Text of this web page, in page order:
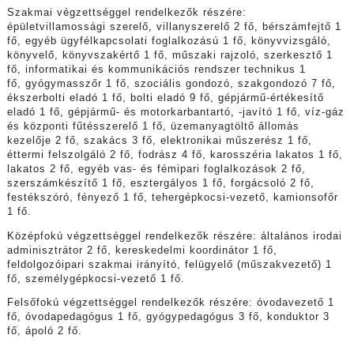
Szakmai végzettséggel rendelkezők részére:
épületvillamossági szerelő, villanyszerelő 2 fő, bérszámfejtő 1
fő, egyéb ügyfélkapcsolati foglalkozású 1 fő, könyvvizsgáló,
könyvelő, könyvszakértő 1 fő, műszaki rajzoló, szerkesztő 1
fő, informatikai és kommunikációs rendszer technikus 1
fő, gyógymasszőr 1 fő, szociális gondozó, szakgondozó 7 fő,
ékszerbolti eladó 1 fő, bolti eladó 9 fő, gépjármű-értékesítő
eladó 1 fő, gépjármű- és motorkarbantartó, -javító 1 fő, víz-gáz
és központi fűtésszerelő 1 fő, üzemanyagtöltő állomás
kezelője 2 fő, szakács 3 fő, elektronikai műszerész 1 fő,
éttermi felszolgáló 2 fő, fodrász 4 fő, karosszéria lakatos 1 fő,
lakatos 2 fő, egyéb vas- és fémipari foglalkozások 2 fő,
szerszámkészítő 1 fő, esztergályos 1 fő, forgácsoló 2 fő,
festékszóró, fényező 1 fő, tehergépkocsi-vezető, kamionsofőr
1 fő.
Középfokú végzettséggel rendelkezők részére: általános irodai
adminisztrátor 2 fő, kereskedelmi koordinátor 1 fő,
feldolgozóipari szakmai irányító, felügyelő (műszakvezető) 1
fő, személygépkocsi-vezető 1 fő.
Felsőfokú végzettséggel rendelkezők részére: óvodavezető 1
fő, óvodapedagógus 1 fő, gyógypedagógus 3 fő, konduktor 3
fő, ápoló 2 fő.